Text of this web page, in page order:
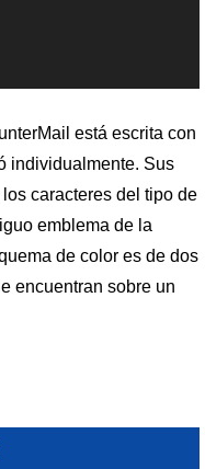
está escrita con
individualmente. Sus
caracteres del tipo de
emblema de la
de color es de dos
encuentran sobre un